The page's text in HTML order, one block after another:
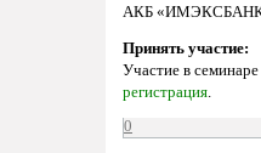
АКБ
Принять участие:
Участие в
регистрация.
0